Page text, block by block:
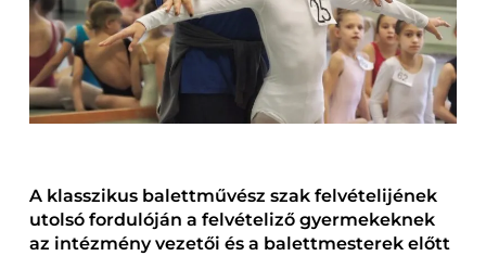
A klasszikus balettművész szak felvételijének
utolsó fordulóján a felvételiző gyermekeknek
az intézmény vezetői és a balettmesterek előtt